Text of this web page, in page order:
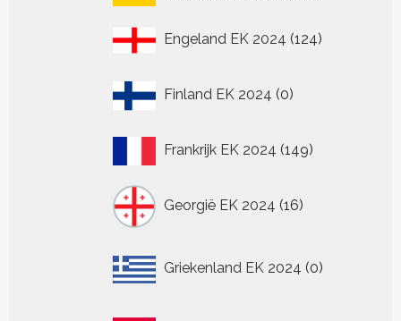
Engeland EK 2024 124124
Finland EK 2024 0
producten
Frankrijk EK 2024 149149
Georgië EK 2024 16
producten
Griekenland EK 2024 0
producten